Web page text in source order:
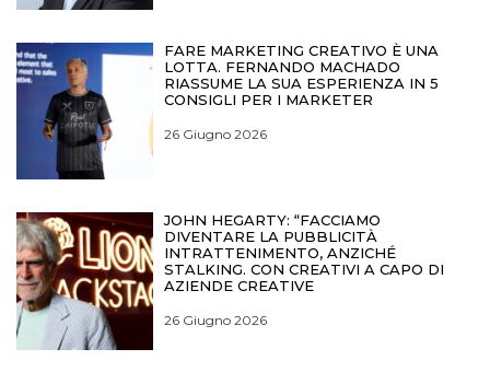
FARE MARKETING CREATIVO È UNA
LOTTA. FERNANDO MACHADO
RIASSUME LA SUA ESPERIENZA IN 5
CONSIGLI PER I MARKETER
26 Giugno 2026
JOHN HEGARTY: “FACCIAMO
DIVENTARE LA PUBBLICITÀ
INTRATTENIMENTO, ANZICHÉ
STALKING. CON CREATIVI A CAPO DI
AZIENDE CREATIVE
26 Giugno 2026